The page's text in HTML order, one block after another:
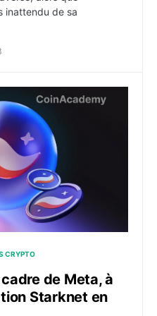
inattendu de sa
de Meta, à la barre de la
CRYPTO
de Meta, à
Starknet en